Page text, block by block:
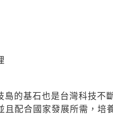
島的基石也是台灣科技
配合國家發展所需，培